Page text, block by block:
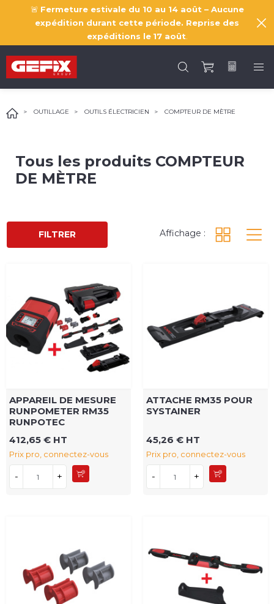
🚨 Fermeture estivale du 10 au 14 août – Aucune
expédition durant cette période. Reprise des
expéditions le 17 août
OUTILLAGE OUTILS ÉLECTRICIEN COMPTEUR DE MÈTRE
Tous les produits COMPTEUR
DE MÈTRE
FILTRER Affichage :
APPAREIL DE MESURE
RUNPOMETER RM35
RUNPOTEC
412,65 € HT
Prix pro, connectez-vous
- +
ATTACHE RM35 POUR
SYSTAINER
45,26 € HT
Prix pro, connectez-vous
- +